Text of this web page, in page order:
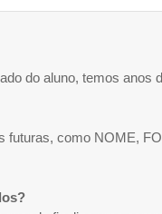
do aluno, temos
futuras, como NOME,